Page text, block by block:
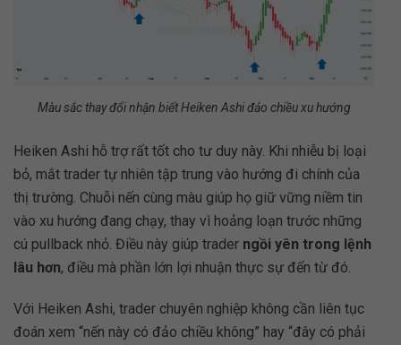
Màu sắc thay đổi nhận biết Heiken Ashi đảo chiều xu hướng
Heiken Ashi hỗ trợ rất tốt cho tư duy này. Khi nhiễu bị loại
bỏ, mắt trader tự nhiên tập trung vào hướng đi chính của
thị trường. Chuỗi nến cùng màu giúp họ giữ vững niềm tin
vào xu hướng đang chạy, thay vì hoảng loạn trước những
cú pullback nhỏ. Điều này giúp trader ngồi yên trong lệnh
lâu hơn, điều mà phần lớn lợi nhuận thực sự đến từ đó.
Với Heiken Ashi, trader chuyên nghiệp không cần liên tục
đoán xem “nến này có đảo chiều không” hay “đây có phải